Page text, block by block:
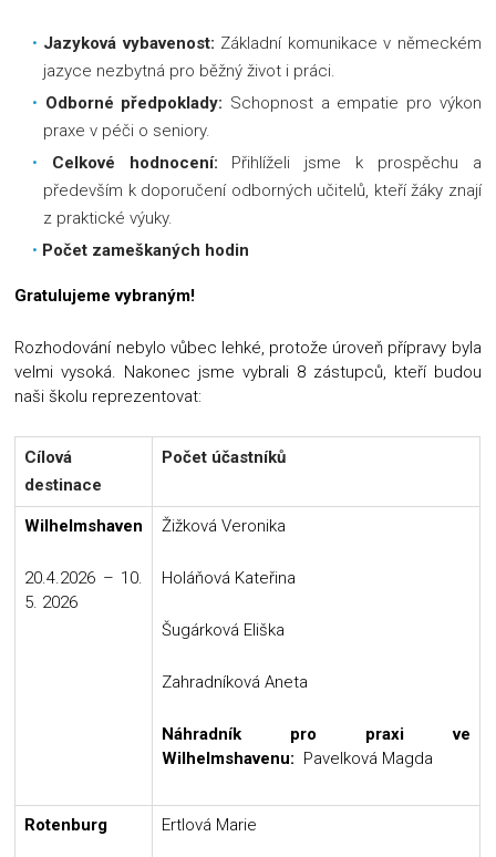
Jazyková vybavenost: Základní komunikace v německém
jazyce nezbytná pro běžný život i práci.
Odborné předpoklady: Schopnost a empatie pro výkon
praxe v péči o seniory.
Celkové hodnocení: Přihlíželi jsme k prospěchu a
především k doporučení odborných učitelů, kteří žáky znají
z praktické výuky.
Počet zameškaných hodin
Gratulujeme vybraným!
Rozhodování nebylo vůbec lehké, protože úroveň přípravy byla
velmi vysoká. Nakonec jsme vybrali 8 zástupců, kteří budou
naši školu reprezentovat:
Cílová
destinace
Počet účastníků
Wilhelmshaven
20.4.2026 – 10.
5. 2026
Žižková Veronika
Holáňová Kateřina
Šugárková Eliška
Zahradníková Aneta
Náhradník pro praxi ve
Wilhelmshavenu: Pavelková Magda
Rotenburg Ertlová Marie